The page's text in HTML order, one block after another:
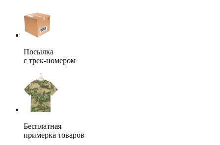
Посылка
с трек-номером
Бесплатная
примерка товаров